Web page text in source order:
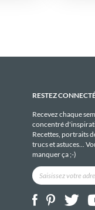
RESTEZ
Recevez chaque
concentré
Recettes, portraits
trucs et astuces...
manquer ça ;-)